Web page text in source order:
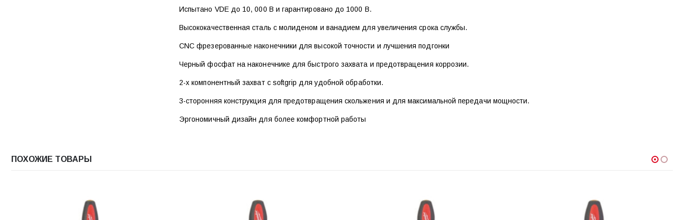
Испытано VDE до 10, 000 В и гарантировано до 1000 В.
Высококачественная сталь с молиденом и ванадием для увеличения срока службы.
CNC фрезерованные наконечники для высокой точности и лучшения подгонки
Черный фосфат на наконечнике для быстрого захвата и предотврацения коррозии.
2-х компонентный захват с softgrip для удобной обработки.
3-сторонняя конструкция для предотвращения скольжения и для максимальной передачи мощности.
Эргономичный дизайн для более комфортной работы
ПОХОЖИЕ ТОВАРЫ